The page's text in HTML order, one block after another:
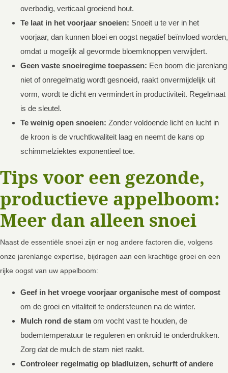
overbodig, verticaal groeiend hout.
Te laat in het voorjaar snoeien: Snoeit u te ver in het
voorjaar, dan kunnen bloei en oogst negatief beïnvloed worden,
omdat u mogelijk al gevormde bloemknoppen verwijdert.
Geen vaste snoeiregime toepassen: Een boom die jarenlang
niet of onregelmatig wordt gesnoeid, raakt onvermijdelijk uit
vorm, wordt te dicht en vermindert in productiviteit. Regelmaat
is de sleutel.
Te weinig open snoeien: Zonder voldoende licht en lucht in
de kroon is de vruchtkwaliteit laag en neemt de kans op
schimmelziektes exponentieel toe.
Tips voor een gezonde,
productieve appelboom:
Meer dan alleen snoei
Naast de essentiële snoei zijn er nog andere factoren die, volgens
onze jarenlange expertise, bijdragen aan een krachtige groei en een
rijke oogst van uw appelboom:
Geef in het vroege voorjaar organische mest of compost
om de groei en vitaliteit te ondersteunen na de winter.
Mulch rond de stam om vocht vast te houden, de
bodemtemperatuur te reguleren en onkruid te onderdrukken.
Zorg dat de mulch de stam niet raakt.
Controleer regelmatig op bladluizen, schurft of andere